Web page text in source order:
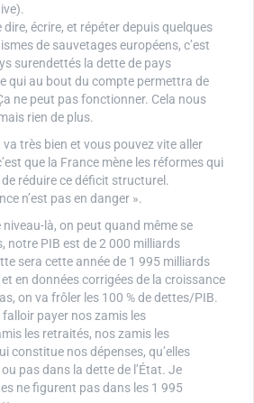
écrire, et répéter depuis quelques
de sauvetages européens, c’est
surendettés la dette de pays
qui au bout du compte permettra de
ne peut pas fonctionner. Cela nous
rien de plus.
très bien et vous pouvez vite aller
que la France mène les réformes qui
réduire ce déficit structurel.
n’est pas en danger ».
niveau-là, on peut quand même se
notre PIB est de 2 000 milliards
sera cette année de 1 995 milliards
en données corrigées de la croissance
on va frôler les 100 % de dettes/PIB.
payer nos zamis les
les retraités, nos zamis les
constitue nos dépenses, qu’elles
pas dans la dette de l’État. Je
ne figurent pas dans les 1 995